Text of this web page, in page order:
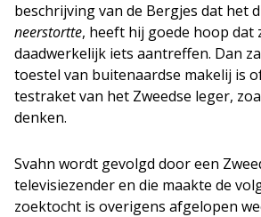
beschrijving van de Bergjes dat het
neerstortte, heeft hij goede hoop dat
daadwerkelijk iets aantreffen. Dan
toestel van buitenaardse makelij is
testraket van het Zweedse leger,
denken.
Svahn wordt gevolgd door een
televisiezender en die maakte de
zoektocht is overigens afgelopen